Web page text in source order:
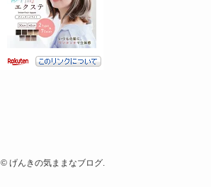
©げんきの気ままなブログ.